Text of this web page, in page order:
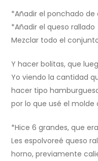
*Añadir el ponchado de
*Añadir el queso rallado
Mezclar todo el
Y hacer bolitas, que
Yo viendo la cantidad
hacer tipo
por lo que usé el molde
*Hice 6 grandes, que
Les espolvoreé queso
horno, previamente